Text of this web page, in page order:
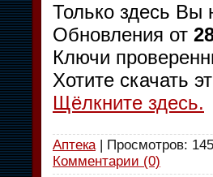
Только здесь Вы
Обновления от
Ключи
Хотите скачать
Щёлкните здесь.
Аптека| Просмотров:
Комментарии (0)